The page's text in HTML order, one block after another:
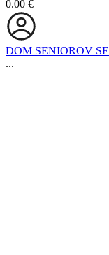
0.00 €
DOM SENIOROV
...